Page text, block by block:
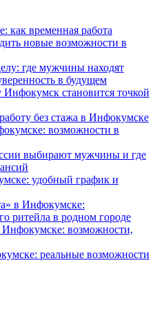
как временная работа
новые возможности в
где мужчины находят
в будущем
становится точкой
без стажа в Инфокумске
возможности в
выбирают мужчины и где
удобный график и
в Инфокумске:
ритейла в родном городе
Инфокумске: возможности,
реальные возможности